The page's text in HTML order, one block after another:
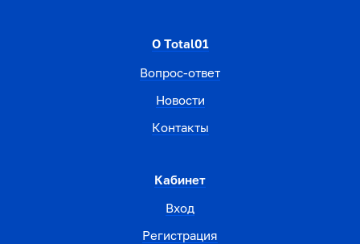
О Total01
Вопрос-ответ
Новости
Контакты
Кабинет
Вход
Регистрация